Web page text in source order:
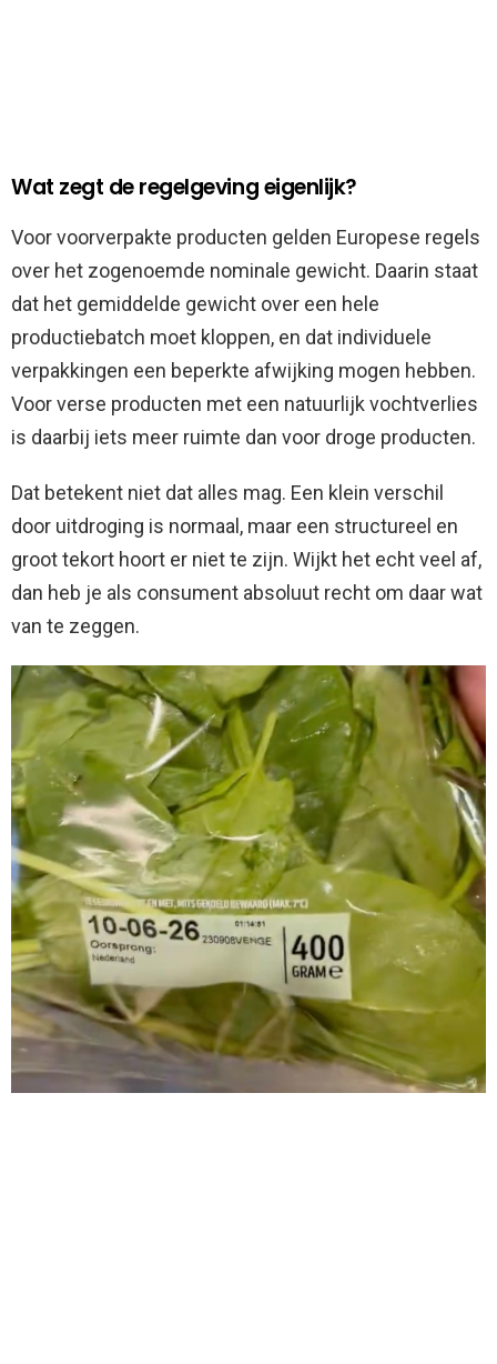
Wat zegt de regelgeving eigenlijk?
Voor voorverpakte producten gelden Europese regels
over het zogenoemde nominale gewicht. Daarin staat
dat het gemiddelde gewicht over een hele
productiebatch moet kloppen, en dat individuele
verpakkingen een beperkte afwijking mogen hebben.
Voor verse producten met een natuurlijk vochtverlies
is daarbij iets meer ruimte dan voor droge producten.
Dat betekent niet dat alles mag. Een klein verschil
door uitdroging is normaal, maar een structureel en
groot tekort hoort er niet te zijn. Wijkt het echt veel af,
dan heb je als consument absoluut recht om daar wat
van te zeggen.